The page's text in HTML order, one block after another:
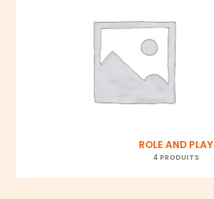
ROLE AND PLAY
4 PRODUITS